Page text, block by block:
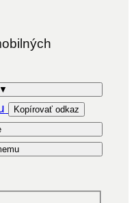
▼
Kopírovať odkaz